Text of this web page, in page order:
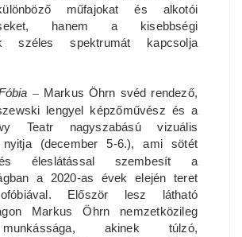
műfajokat és alkotói
hanem a kisebbségi
széles spektrumát kapcsolja
– Markus Öhrn svéd rendező,
lengyel képzőművész és a
Teatr nagyszabású vizuális
nyitja (december 5-6.), ami sötét
éleslátással szembesít a
a 2020-as évek elején teret
Először lesz látható
Markus Öhrn nemzetközileg
akinek túlzó,